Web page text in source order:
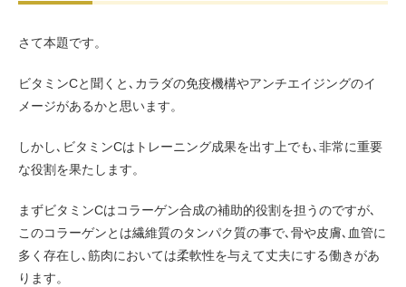
さて本題です。
ビタミンCと聞くと､カラダの免疫機構やアンチエイジングのイ
メージがあるかと思います。
しかし､ビタミンCはトレーニング成果を出す上でも､非常に重要
な役割を果たします。
まずビタミンCはコラーゲン合成の補助的役割を担うのですが､
このコラーゲンとは繊維質のタンパク質の事で､骨や皮膚､血管に
多く存在し､筋肉においては柔軟性を与えて丈夫にする働きがあ
ります。